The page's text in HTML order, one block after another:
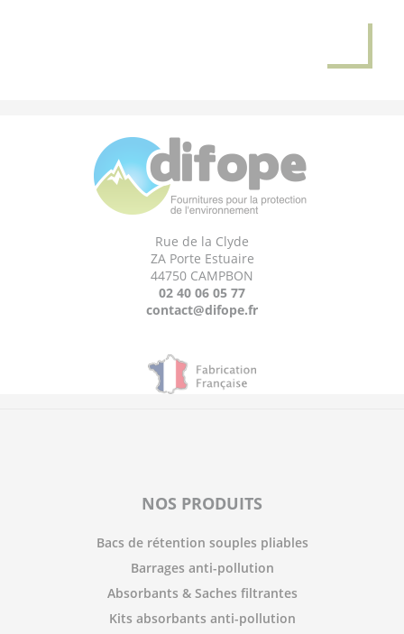
Rue de la Clyde
ZA Porte Estuaire
44750 CAMPBON
02 40 06 05 77
contact@difope.fr
NOS PRODUITS
Bacs de rétention souples pliables
Barrages anti-pollution
Absorbants & Saches filtrantes
Kits absorbants anti-pollution